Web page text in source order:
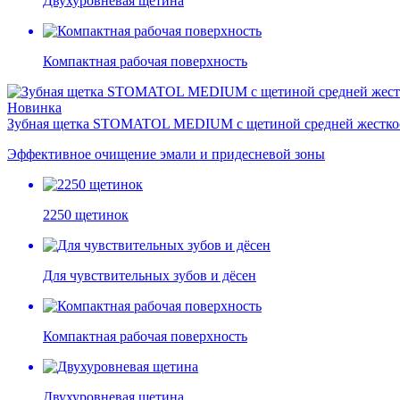
Компактная рабочая поверхность
Новинка
Зубная щетка STOMATOL MEDIUM с щетиной средней
Эффективное очищение эмали и придесневой зоны
2250 щетинок
Для чувствительных зубов и дёсен
Компактная рабочая поверхность
Двухуровневая щетина